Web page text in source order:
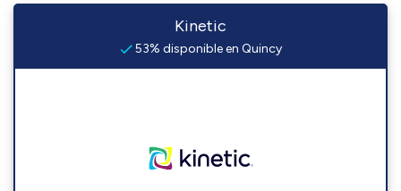
Kinetic
53% disponible en Quincy